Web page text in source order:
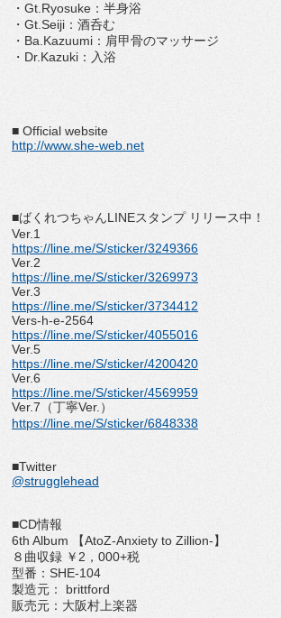
・Gt.Ryosuke：半身浴
・Gt.Seiji：酒呑む
・Ba.Kazuumi：肩甲骨のマッサージ
・Dr.Kazuki：入浴
■ Official website
http://www.she-web.net
■ばくれつちゃんLINEスタンプ リリース中！
Ver.1
https://line.me/S/sticker/3249366
Ver.2
https://line.me/S/sticker/3269973
Ver.3
https://line.me/S/sticker/3734412
Vers-h-e-2564
https://line.me/S/sticker/4055016
Ver.5
https://line.me/S/sticker/4200420
Ver.6
https://line.me/S/sticker/4569959
Ver.7（丁寧Ver.）
https://line.me/S/sticker/6848338
■Twitter
@strugglehead
■CD情報
6th Album 【AtoZ-Anxiety to Zillion-】
８曲収録 ￥2，000+税
型番：SHE-104
製造元： brittford
販売元：大阪村上楽器